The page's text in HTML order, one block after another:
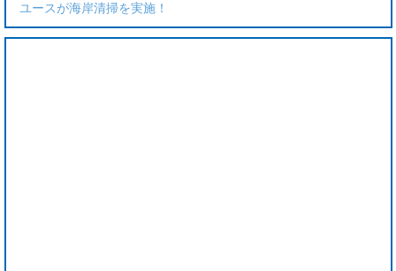
ユースが海岸清掃を実施！